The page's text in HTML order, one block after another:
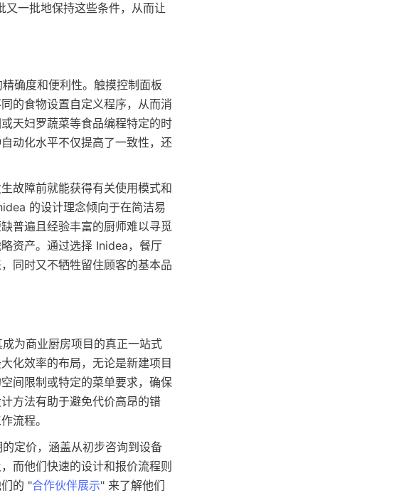
一批地保持这些条件，从而让
确度和便利性。触摸控制面板
的食物设置自定义程序，从而消
天妇罗蔬菜等食品编程特定的时
动化水平不仅提高了一致性，还
故障前就能获得有关使用模式和
的设计理念倾向于在简洁易
普遍且经验丰富的厨师难以寻觅
资产。通过选择 Inidea，餐厅
同时又不牺牲留住顾客的基本品
为商业厨房项目的真正一站式
化效率的布局，无论是新建项目
间限制或特定的菜单要求，确保
方法有助于避免代价高昂的错
流程。
定价，涵盖从初步咨询到设备
而他们快速的设计和报价流程则
的 "合作伙伴展示" 来了解他们